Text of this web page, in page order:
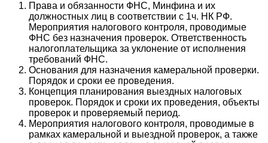
Права и обязанности ФНС, Минфина и их
должностных лиц в соответствии с 1ч. НК РФ.
Мероприятия налогового контроля, проводимые
ФНС без назначения проверок. Ответственность
налогоплательщика за уклонение от исполнения
требований ФНС.
Основания для назначения камеральной проверки.
Порядок и сроки ее проведения.
Концепция планирования выездных налоговых
проверок. Порядок и сроки их проведения, объекты
проверок и проверяемый период.
Мероприятия налогового контроля, проводимые в
рамках камеральной и выездной проверок, а также